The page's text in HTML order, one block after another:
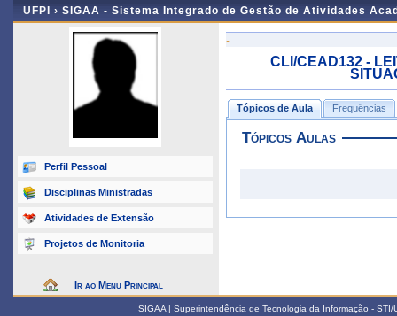
UFPI › SIGAA - Sistema Integrado de Gestão de Atividades
Perfil Pessoal
Disciplinas Ministradas
Atividades de Extensão
Projetos de Monitoria
Ir ao Menu Principal
-
CLI/CEAD132 -
Tópicos de Aula Frequências
Tópicos Aulas
SIGAA | Superintendência de Tecnologia da Informação -